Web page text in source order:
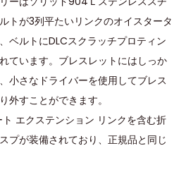
トが3列平たいリンクのオイスタータ
ベルトにDLCスクラッチプロティン
ています。ブレスレットにはしっか
小さなドライバーを使用してブレス
外すことができます。
エクステンション リンクを含む折
プが装備されており、正規品と同じ